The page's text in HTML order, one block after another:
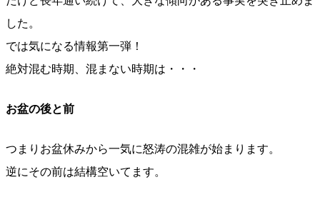
した。
では気になる情報第一弾！
絶対混む時期、混まない時期は・・・
お盆の後と前
つまりお盆休みから一気に怒涛の混雑が始まります。
逆にその前は結構空いてます。